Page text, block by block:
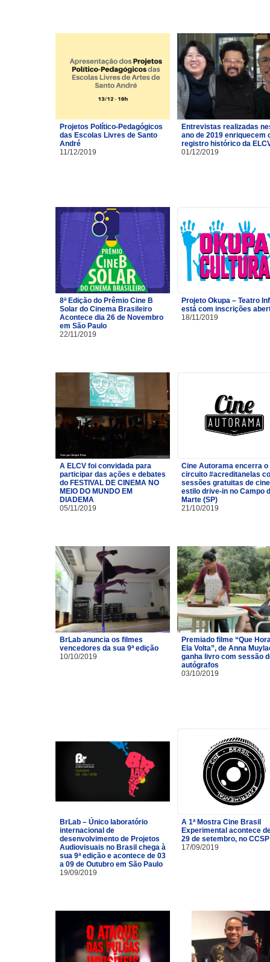
Projetos Político-Pedagógicos
das Escolas Livres de Santo
André
11/12/2019
Entrevistas realizadas
ano de 2019 enriquecem
registro histórico da
01/12/2019
8ª Edição do Prêmio Cine B
Solar do Cinema Brasileiro
Acontece dia 26 de Novembro
em São Paulo
22/11/2019
Projeto Okupa – Teatro
está com inscrições
18/11/2019
A ELCV foi convidada para
participar das ações e debates
do FESTIVAL DE CINEMA NO
MEIO DO MUNDO EM
DIADEMA
05/11/2019
Cine Autorama encerra o
circuito #acreditanelas
sessões gratuitas de
estilo drive-in no Campo
Marte (SP)
21/10/2019
BrLab anuncia os filmes
vencedores da sua 9ª edição
10/10/2019
Premiado filme “Que
Ela Volta”, de Anna
ganha livro com sessão
autógrafos
03/10/2019
BrLab – Único laboratório
internacional de
desenvolvimento de Projetos
Audiovisuais no Brasil chega à
sua 9ª edição e acontece de 03
a 09 de Outubro em São Paulo
19/09/2019
A 1ª Mostra Cine Brasil
Experimental acontece
29 de setembro, no CCSP
17/09/2019